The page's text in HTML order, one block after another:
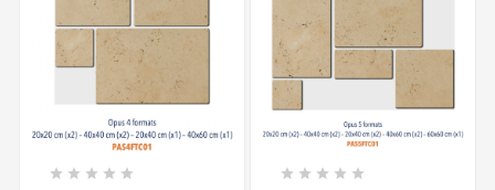
         